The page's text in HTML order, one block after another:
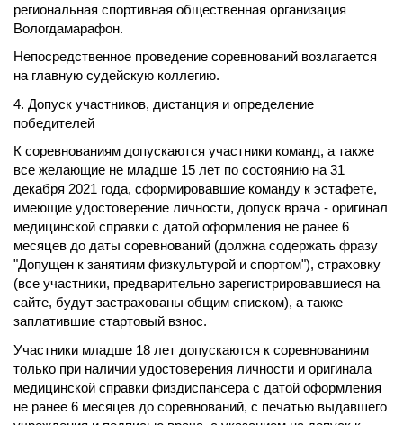
региональная спортивная общественная организация
Вологдамарафон.
Непосредственное проведение соревнований возлагается
на главную судейскую коллегию.
4. Допуск участников, дистанция и определение
победителей
К соревнованиям допускаются участники команд, а также
все желающие не младше 15 лет по состоянию на 31
декабря 2021 года, сформировавшие команду к эстафете,
имеющие удостоверение личности, допуск врача - оригинал
медицинской справки с датой оформления не ранее 6
месяцев до даты соревнований (должна содержать фразу
"Допущен к занятиям физкультурой и спортом"), страховку
(все участники, предварительно зарегистрировавшиеся на
сайте, будут застрахованы общим списком), а также
заплатившие стартовый взнос.
Участники младше 18 лет допускаются к соревнованиям
только при наличии удостоверения личности и оригинала
медицинской справки физдиспансера с датой оформления
не ранее 6 месяцев до соревнований, с печатью выдавшего